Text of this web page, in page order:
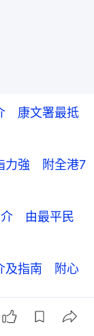
康文署最抵
力強 附全港7
介 由最平民
及指南 附心
集滑雪高球